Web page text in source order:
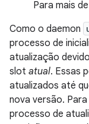
Para mais
Como o daemon
processo de
atualização
slot atual. Essas
atualizados até
nova versão.
processo de